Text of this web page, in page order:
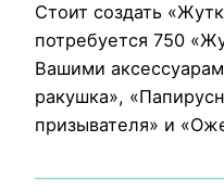
Стоит создать
потребуется 750
Вашими
ракушка»,
призывателя» и